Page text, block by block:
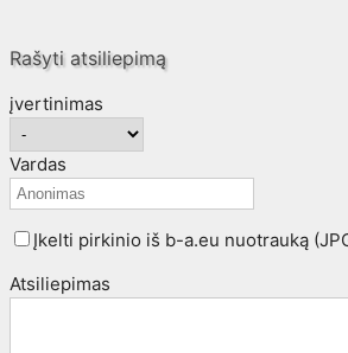
Rašyti atsiliepimą
įvertinimas
Vardas
Įkelti pirkinio iš b-a.eu nuotrauką
Atsiliepimas